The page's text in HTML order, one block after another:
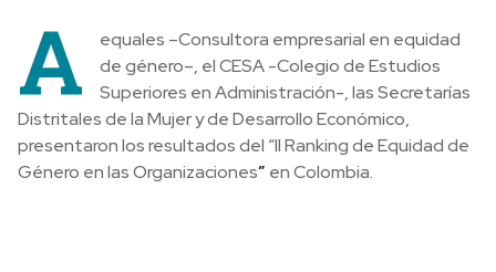
A
equales –Consultora empresarial en equidad
de género–, el CESA -Colegio de Estudios
Superiores en Administración-, las Secretarías
Distritales de la Mujer y de Desarrollo Económico,
presentaron los resultados del “II Ranking de Equidad de
Género en las Organizaciones” en Colombia.